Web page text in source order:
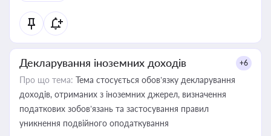
Декларування іноземних доходів +6
Про що тема: Тема стосується обов’язку декларування
доходів, отриманих з іноземних джерел, визначення
податкових зобов’язань та застосування правил
уникнення подвійного оподаткування